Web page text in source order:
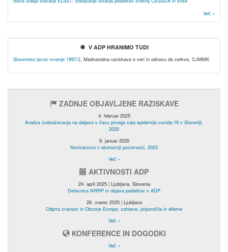
Več »
V ADP HRANIMO TUDI
Slovensko javno mnenje 1997/2, Mednarodna raziskava o veri in odnosu do cerkve, CJMMK
ZADNJE OBJAVLJENE RAZISKAVE
4. februar 2025
Analiza izobraževanja na daljavo v času prvega vala epidemije covida-19 v Sloveniji,
2020
9. januar 2025
Novinarstvo v ekonomiji pozornosti, 2023
Več »
AKTIVNOSTI ADP
24. april 2025 | Ljubljana, Slovenia
Delavnica NRRP in objava podatkov v ADP
26. marec 2025 | Ljubljana
Odprta znanost in Obzorje Evropa: zahteve, priporočila in dileme
Več »
KONFERENCE IN DOGODKI
Več »